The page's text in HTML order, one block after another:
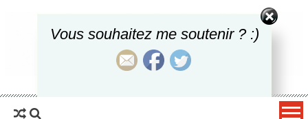
Vous souhaitez me soutenir ? :)